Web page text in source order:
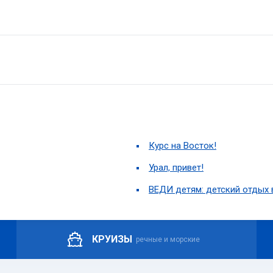
Курс на Восток!
Урал, привет!
ВЕДИ детям: детский отдых
КРУИЗЫ речные и морские